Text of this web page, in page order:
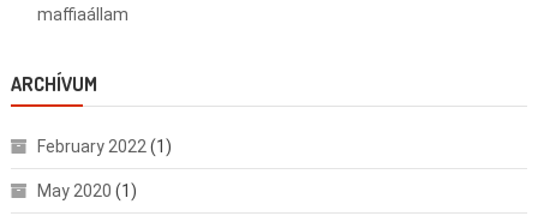
maffiaállam
ARCHÍVUM
February 2022 (1)
May 2020 (1)